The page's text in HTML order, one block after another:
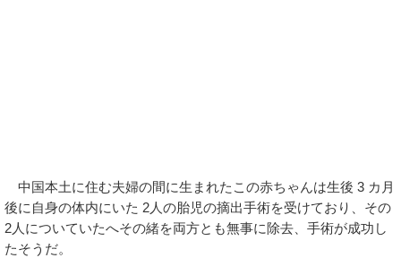
中国本土に住む夫婦の間に生まれたこの赤ちゃんは生後 3 カ月
後に自身の体内にいた 2人の胎児の摘出手術を受けており、その
2人についていたへその緒を両方とも無事に除去、手術が成功し
たそうだ。